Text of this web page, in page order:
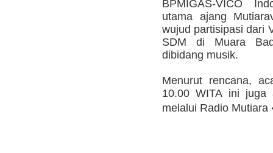
BPMIGAS-VICO
utama ajang
wujud partisipasi dari
SDM di Muara
dibidang musik.
Menurut rencana,
10.00 WITA ini juga
melalui Radio